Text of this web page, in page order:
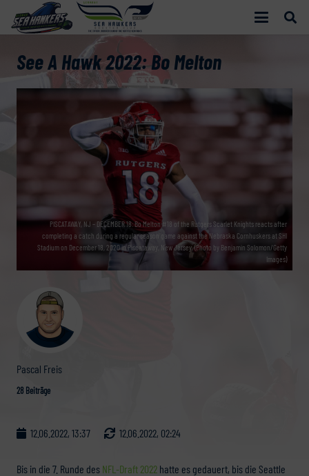
Pascal Freis
28 Beiträge
See A Hawk 2022: Bo Melton
PISCATAWAY, NJ – DECEMBER 18: Bo Melton #18 of the Rutgers Scarlet Knights reacts after
completing a catch during a regular season game against the Nebraska Cornhuskers at SHI
Stadium on December 18, 2020 in Piscataway, New Jersey. (Photo by Benjamin Solomon/Getty
Images)
12.06.2022, 13:37 12.06.2022, 02:24
Bis in die 7. Runde des NFL-Draft 2022 hatte es gedauert, bis die Seattle